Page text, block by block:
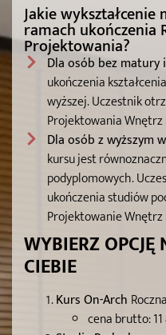
Jakie
ramach ukończenia
Projektowania?
Dla osób bez
ukończenia
wyższej. Uczestnik
Projektowania
Dla osób z wyższym
kursu jest
podyplomowych.
ukończenia studiów
Projektowanie
WYBIERZ OPCJĘ
CIEBIE
Kurs On-Arch
cena brutto: